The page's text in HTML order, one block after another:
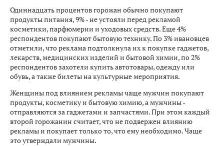
Одиннадцать процентов горожан обычно покупают
продукты питания, 9% - не устояли перед рекламой
косметики, парфюмерии и уходовых средств. Еще 4%
респондентов покупают бытовую технику. По 3% ивановцев
отметили, что реклама подтолкнула их к покупке гаджетов,
лекарств, медицинских изделий и бытовой химии, по 2%
респондентов захотели купить автотовары, одежду или
обувь, а также билеты на культурные мероприятия.
Женщины под влиянием рекламы чаще мужчин покупают
продукты, косметику и бытовую химию, а мужчины -
отправляются за гаджетами и запчастями. При этом каждый
второй горожанин считает, что не подвержен влиянию
рекламы и покупает только то, что ему необходимо. Чаще
это утверждали мужчины.